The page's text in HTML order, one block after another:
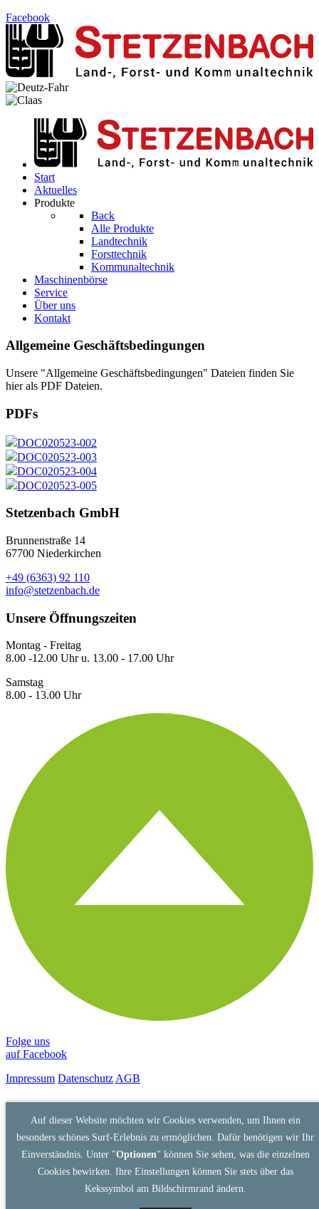
Facebook
Start
Aktuelles
Produkte
Back
Alle Produkte
Landtechnik
Forsttechnik
Kommunaltechnik
Maschinenbörse
Service
Über uns
Kontakt
Allgemeine Geschäfts­bedingungen
Unsere "Allgemeine Geschäftsbedingungen" Dateien finden Sie
hier als PDF Dateien.
PDFs
DOC020523-002
DOC020523-003
DOC020523-004
DOC020523-005
Stetzenbach GmbH
Brunnenstraße 14
67700 Niederkirchen
+49 (6363) 92 110
info@stetzenbach.de
Unsere Öffnungszeiten
Montag - Freitag
8.00 -12.00 Uhr u. 13.00 - 17.00 Uhr
Samstag
8.00 - 13.00 Uhr
Folge uns
auf Facebook
Impressum DatenschutzAGB
Auf dieser Website möchten wir Cookies verwenden, um Ihnen ein
besonders schönes Surf-Erlebnis zu ermöglichen. Dafür benötigen wir Ihr
Einverständnis. Unter "Optionen" können Sie sehen, was die einzelnen
Cookies bewirken. Ihre Einstellungen können Sie stets über das
Kekssymbol am Bildschirmrand ändern.